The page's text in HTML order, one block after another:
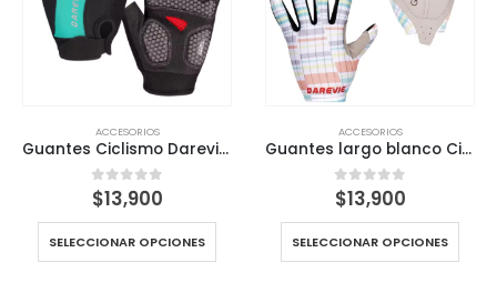
ACCESORIOS
Guantes Ciclismo Darevie Portector Gel palmar
0out of 5
$13,900
SELECCIONAR OPCIONES
ACCESORIOS
Guantes largo blanco Ciclismo Darevie Portector Gel palmar
0out of 5
$13,900
SELECCIONAR OPCIONES